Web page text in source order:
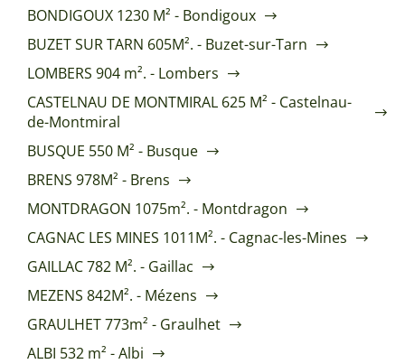
BONDIGOUX 1230 M² - Bondigoux
BUZET SUR TARN 605M². - Buzet-sur-Tarn
LOMBERS 904 m². - Lombers
CASTELNAU DE MONTMIRAL 625 M² - Castelnau-
de-Montmiral
BUSQUE 550 M² - Busque
BRENS 978M² - Brens
MONTDRAGON 1075m². - Montdragon
CAGNAC LES MINES 1011M². - Cagnac-les-Mines
GAILLAC 782 M². - Gaillac
MEZENS 842M². - Mézens
GRAULHET 773m² - Graulhet
ALBI 532 m² - Albi